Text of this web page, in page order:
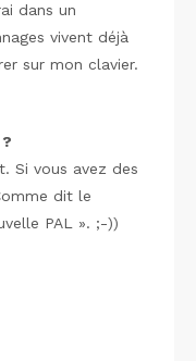
dans un
vivent déjà
sur mon clavier.
Si vous avez des
dit le
PAL ». ;-))